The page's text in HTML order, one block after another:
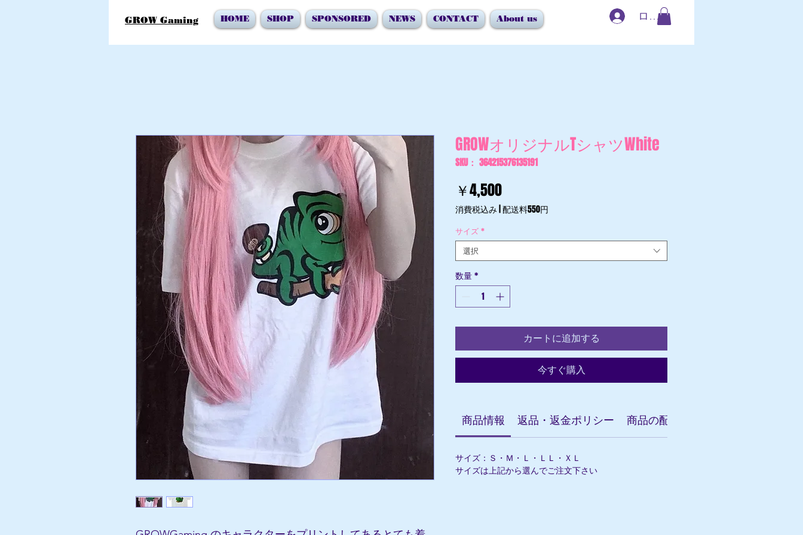
GROW Gaming HOME SHOP SPONSORED NEWS CONTACT About us ログイン
GROWオリジナルTシャツWhite
SKU： 364215376135191
￥4,500価
格
消費税込み 配送料550円
サイズ *
選択
数量*
カートに追加する
今すぐ購入
商品情報 返品・返金ポリシー 商品の配送について
サイズ：Ｓ・Ｍ・Ｌ・ＬＬ・ＸＬ
サイズは上記から選んでご注文下さい